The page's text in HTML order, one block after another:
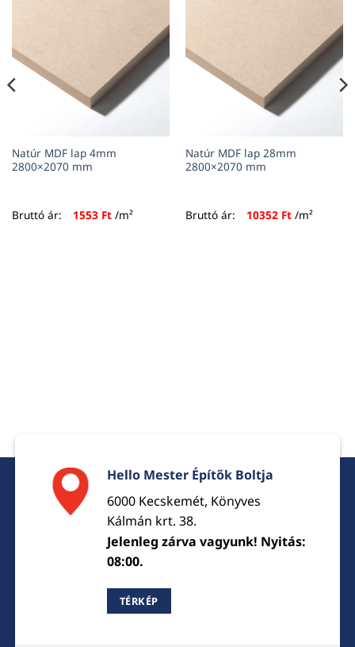
Natúr MDF lap 4mm
2800×2070 mm
Bruttó ár: 1553 Ft/m²
Natúr MDF lap 28mm
2800×2070 mm
Bruttó ár: 10352 Ft/m²
Hello Mester Építők Boltja
6000 Kecskemét, Könyves
Kálmán krt. 38.
Jelenleg zárva vagyunk! Nyitás:
08:00.
TÉRKÉP